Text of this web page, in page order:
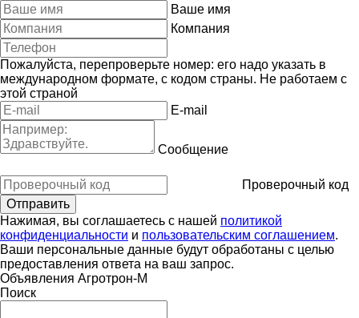
Ваше имя
Компания
Пожалуйста, перепроверьте номер: его надо указать в
международном формате, с кодом страны. Не работаем с
этой страной
E-mail
Сообщение
Проверочный код
Нажимая, вы соглашаетесь с нашей политикой
конфиденциальности и пользовательским соглашением.
Ваши персональные данные будут обработаны с целью
предоставления ответа на ваш запрос.
Объявления Агротрон-М
Поиск